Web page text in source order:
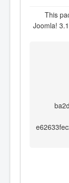
This
Joomla!